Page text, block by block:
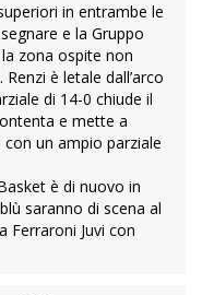
in entrambe le
e la Gruppo
zona ospite non
è letale dall’arco
di 14-0 chiude il
e mette a
un ampio parziale
è di nuovo in
saranno di scena al
Ferraroni Juvi con